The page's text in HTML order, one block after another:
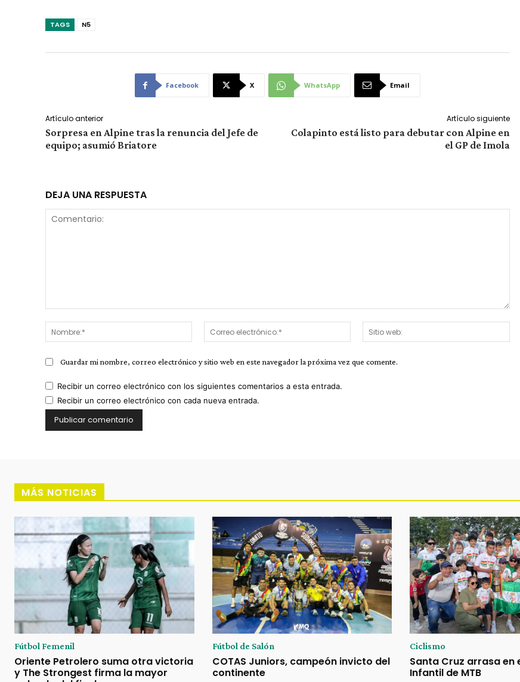
TAGS N5
Facebook X WhatsApp Email
Artículo anterior
Sorpresa en Alpine tras la renuncia del Jefe de
equipo; asumió Briatore
Artículo siguiente
Colapinto está listo para debutar con Alpine en
el GP de Imola
DEJA UNA RESPUESTA
Nombre:*
Correo
electrónico:*
Guardar mi nombre, correo electrónico y sitio web en este navegador la próxima vez que comente.
Recibir un correo electrónico con los siguientes comentarios a esta entrada.
Recibir un correo electrónico con cada nueva entrada.
MÁS NOTICIAS
Fútbol Femenil
Oriente Petrolero suma otra victoria
y The Strongest firma la mayor
Fútbol de Salón
COTAS Juniors, campeón invicto del
continente
Ciclismo
Santa Cruz arrasa en
Infantil de MTB